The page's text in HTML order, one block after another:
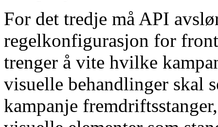
For det tredje må API
regelkonfigurasjon for
trenger å vite hvilke
visuelle behandlinger skal
kampanje